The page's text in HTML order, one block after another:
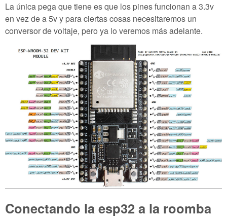
La única pega que tiene es que los pines funcionan a 3.3v
en vez de a 5v y para ciertas cosas necesitaremos un
conversor de voltaje, pero ya lo veremos más adelante.
Conectando la esp32 a la roomba